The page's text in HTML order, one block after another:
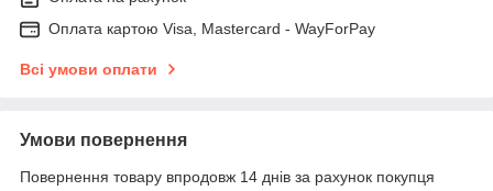
Оплата картою Visa, Mastercard - WayForPay
Всі умови оплати
Умови повернення
Повернення товару впродовж 14 днів за рахунок покупця